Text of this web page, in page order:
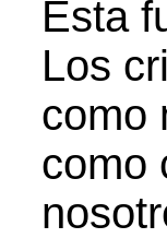
Ésta
Los
como
como